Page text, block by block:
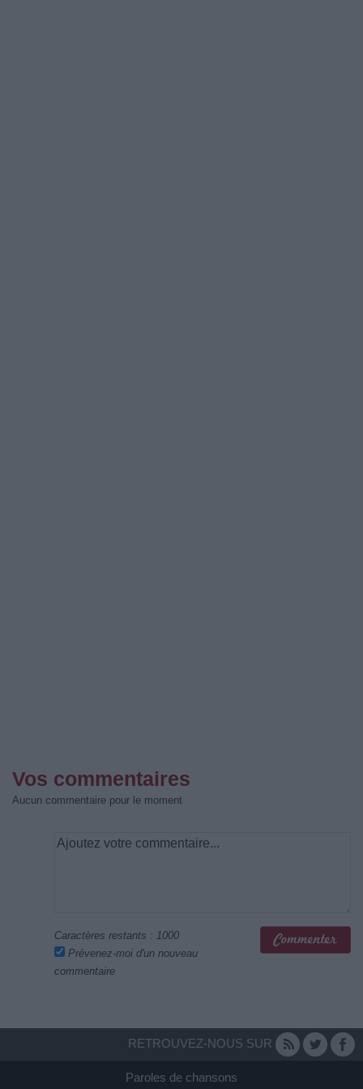
Vos commentaires
Aucun commentaire pour le moment
Caractères restants : 1000
Prévenez-moi d'un nouveau
commentaire
RETROUVEZ-NOUS SUR
Paroles de chansons